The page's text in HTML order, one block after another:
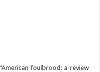
foulbrood: a review